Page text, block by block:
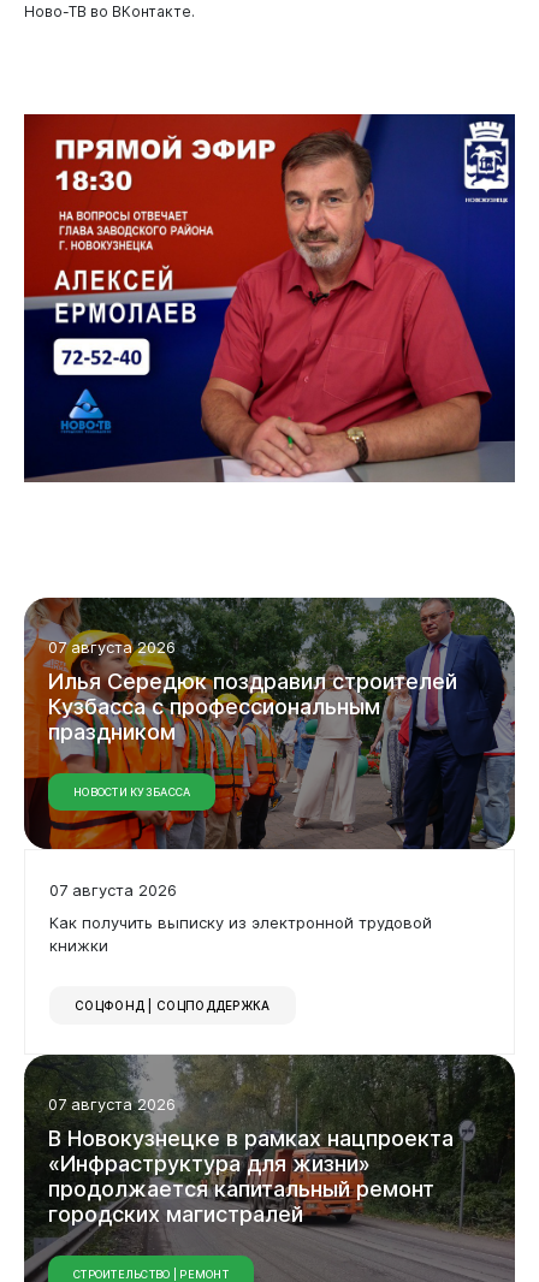
Администрация
Горожанам
Бизнесу
Ново-ТВ во ВКонтакте.
07 августа 2026
ИльяСередюкпоздравилстроителей
Кузбассаспрофессиональным
праздником
НОВОСТИ КУЗБАССА
07 августа 2026
Как получить выписку из электронной трудовой
книжки
СОЦФОНД | СОЦПОДДЕРЖКА
07 августа 2026
В Новокузнецкеврамкахнацпроекта
«Инфраструктурадляжизни»
продолжаетсякапитальныйремонт
городских магистралей
СТРОИТЕЛЬСТВО | РЕМОНТ